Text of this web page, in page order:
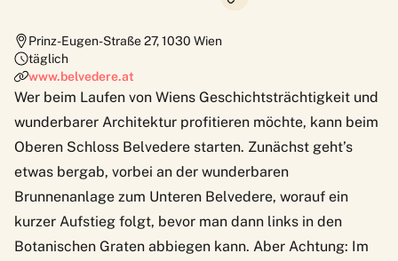
Prinz-Eugen-Straße 27,1030 Wien
täglich
www.belvedere.at
Wer beim Laufen von Wiens Geschichtsträchtigkeit und
wunderbarer Architektur profitieren möchte, kann beim
Oberen Schloss Belvedere starten. Zunächst geht’s
etwas bergab, vorbei an der wunderbaren
Brunnenanlage zum Unteren Belvedere, worauf ein
kurzer Aufstieg folgt, bevor man dann links in den
Botanischen Graten abbiegen kann. Aber Achtung: Im